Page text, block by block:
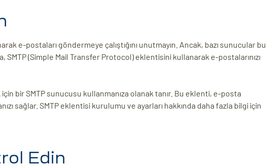
e-postaları göndermeye çalıştığını unutmayın. Ancak, bazı sunucular bu
SMTP (Simple Mail Transfer Protocol) eklentisini kullanarak e-postalarınızı
bir SMTP sunucusu kullanmanıza olanak tanır. Bu eklenti, e-posta
sağlar. SMTP eklentisi kurulumu ve ayarları hakkında daha fazla bilgi için
Edin